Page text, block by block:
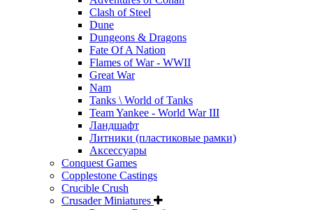
Clash of Steel
Dune
Dungeons & Dragons
Fate Of A Nation
Flames of War - WWII
Great War
Nam
Tanks \ World of Tanks
Team Yankee - World War III
Ландшафт
Литники (пластиковые рамки)
Аксессуары
Conquest Games
Copplestone Castings
Crucible Crush
Crusader Miniatures